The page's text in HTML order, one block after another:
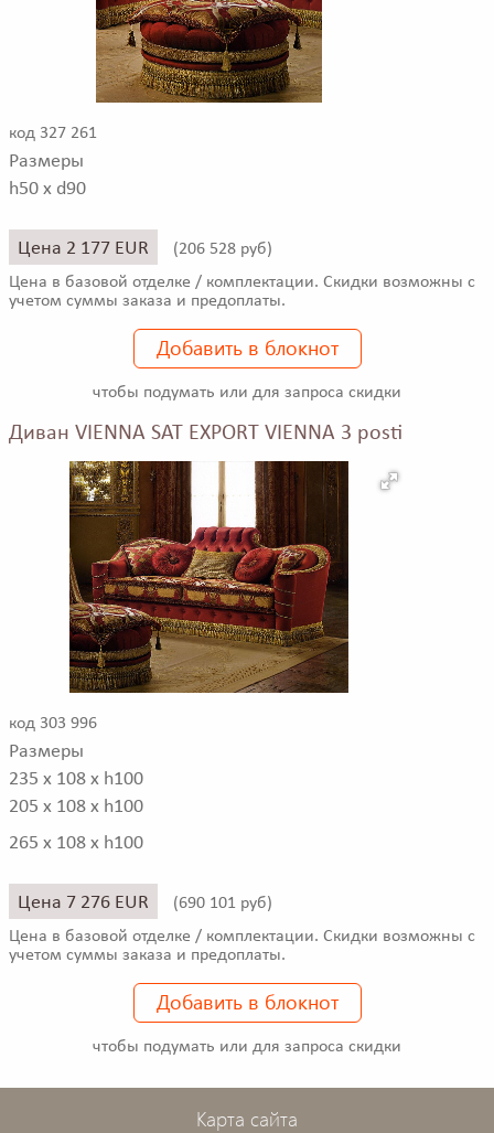
код 327 261
Размеры
h50 x d90
Цена 2 177 EUR (206 528 руб)
Цена в базовой отделке / комплектации. Скидки возможны с
учетом суммы заказа и предоплаты.
Добавить в блокнот
чтобы подумать или для запроса скидки
Диван VIENNA SAT EXPORT VIENNA 3 posti
код 303 996
Размеры
235 x 108 x h100
205 x 108 x h100
265 x 108 x h100
Цена 7 276 EUR (690 101 руб)
Цена в базовой отделке / комплектации. Скидки возможны с
учетом суммы заказа и предоплаты.
Добавить в блокнот
чтобы подумать или для запроса скидки
Карта сайта